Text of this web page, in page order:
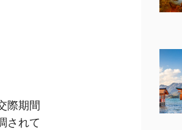
際期間
されて